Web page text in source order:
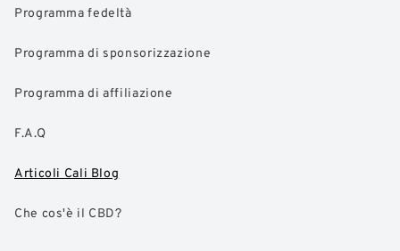
Programma fedeltà
Programma di sponsorizzazione
Programma di affiliazione
F.A.Q
Articoli Cali Blog
Che cos'è il CBD?